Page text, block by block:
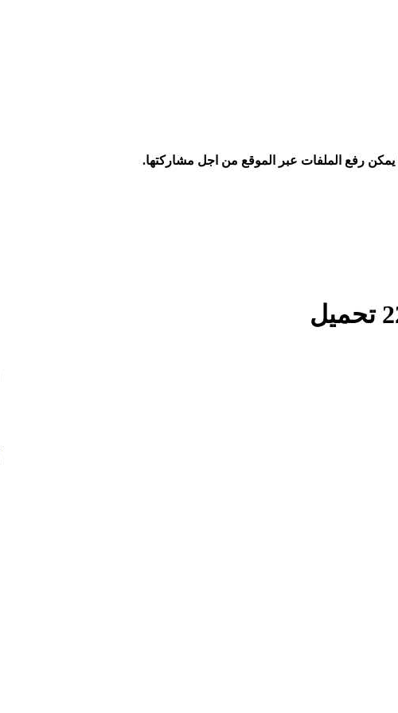
رفع الملفات عبر الموقع من اجل مشاركتها.